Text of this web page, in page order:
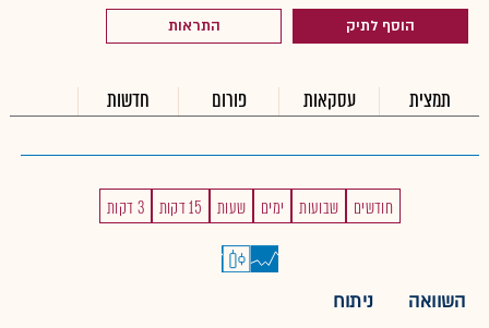
הוסף לתיק התראות
תמצית עסקאות פורום חדשות
חודשים שבועות ימים שעות 15 דקות 3 דקות
השוואה ניתוח